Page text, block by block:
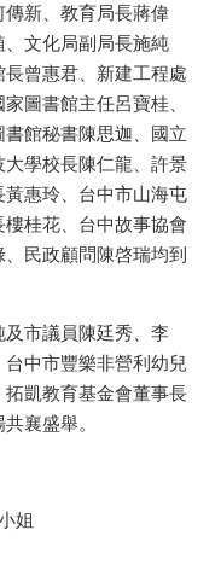
新、教育局長蔣偉
文化局副局長施純
曾惠君、新建工程處
圖書館主任呂寶桂、
館秘書陳思迦、國立
學校長陳仁龍、許景
惠玲、台中市山海屯
桂花、台中故事協會
民政顧問陳啓瑞均到
市議員陳廷秀、李
中市豐樂非營利幼兒
凱教育基金會董事長
襄盛舉。
姐